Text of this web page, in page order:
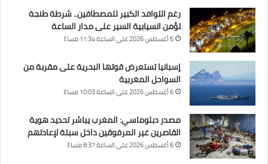
رغم التوافد الكبير للمصطافين.. شرطة طنجة
تؤمن انسيابية السير على مدار الساعة
6 أغسطس 2026 على الساعة 11:34 مساءً
إسبانيا تستعرض قوتها البحرية على مقربة من
السواحل المغربية
6 أغسطس 2026 على الساعة 10:03 مساءً
مصدر دبلوماسي: المغرب يباشر تحديد هوية
القاصرين غير المرفوقين داخل سبتة لإعادتهم
6 أغسطس 2026 على الساعة 8:37 مساءً